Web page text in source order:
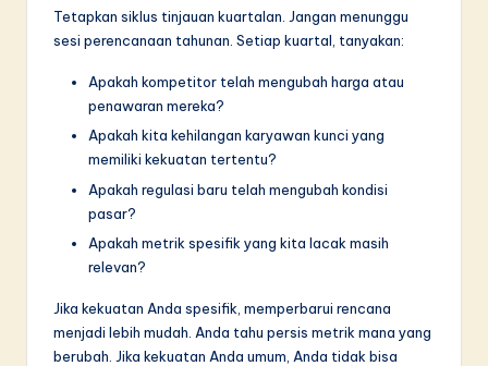
Tetapkan siklus tinjauan kuartalan. Jangan menunggu
sesi perencanaan tahunan. Setiap kuartal, tanyakan:
Apakah kompetitor telah mengubah harga atau
penawaran mereka?
Apakah kita kehilangan karyawan kunci yang
memiliki kekuatan tertentu?
Apakah regulasi baru telah mengubah kondisi
pasar?
Apakah metrik spesifik yang kita lacak masih
relevan?
Jika kekuatan Anda spesifik, memperbarui rencana
menjadi lebih mudah. Anda tahu persis metrik mana yang
berubah. Jika kekuatan Anda umum, Anda tidak bisa